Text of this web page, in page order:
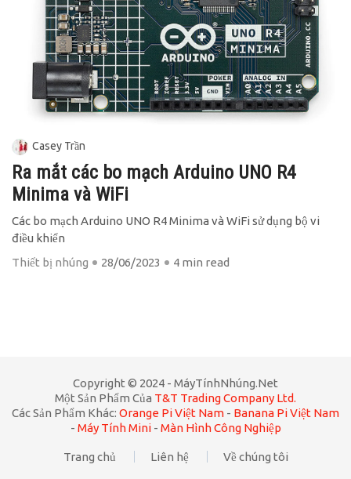
Casey Trần
Ra mắt các bo mạch Arduino UNO R4
Minima và WiFi
Các bo mạch Arduino UNO R4 Minima và WiFi sử dụng bộ vi
điều khiển
Thiết bị nhúng
28/06/2023 4 min read
Copyright © 2024 - MáyTínhNhúng.net
Một Sản Phẩm Của T&T Trading Company Ltd.
Các Sản Phẩm Khác: Orange Pi Việt Nam - Banana Pi Việt Nam
- Máy Tính Mini- Màn Hình Công Nghiệp
Trang chủ Liên hệ Về chúng tôi